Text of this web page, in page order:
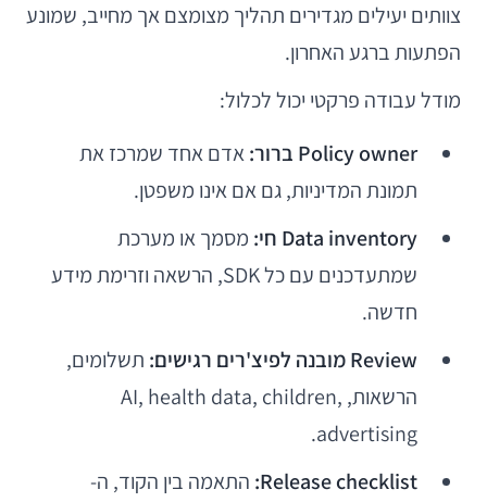
צוותים יעילים מגדירים תהליך מצומצם אך מחייב, שמונע
הפתעות ברגע האחרון.
מודל עבודה פרקטי יכול לכלול:
Policy owner ברור:
אדם אחד שמרכז את
תמונת המדיניות, גם אם אינו משפטן.
Data inventory חי:
מסמך או מערכת
שמתעדכנים עם כל SDK, הרשאה וזרימת מידע
חדשה.
Review מובנה לפיצ'רים רגישים:
תשלומים,
הרשאות, AI, health data, children,
advertising.
Release checklist: התאמה בין הקוד, ה-